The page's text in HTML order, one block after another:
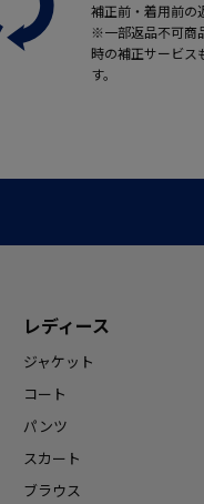
補正前・着用前の
※一部返品不可商
時の補正サービス
す。
レディース
ジャケット
コート
パンツ
スカート
ブラウス